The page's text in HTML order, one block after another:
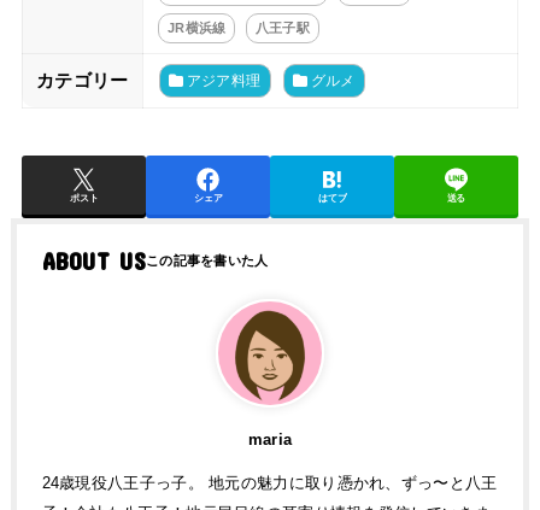
JR横浜線 八王子駅
カテゴリー アジア料理 グルメ
ポスト シェア はてブ 送る
ABOUT US
maria
24歳現役八王子っ子。 地元の魅力に取り憑かれ、ずっ〜と八王